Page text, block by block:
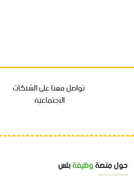
تواصل معنا على الشبكات
الاجتماعية:
حول منصةوظيفةبلس